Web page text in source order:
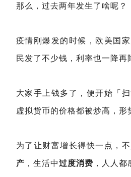
那么，过去两年发生了啥呢？
疫情刚爆发的时候，欧美国
民发了不少钱，利率也一降再
大家手上钱多了，便开始「
虚拟货币的价格都被炒高，形
为了让财富增长得快一点，
产 ，生活中过度消费 ，人人都